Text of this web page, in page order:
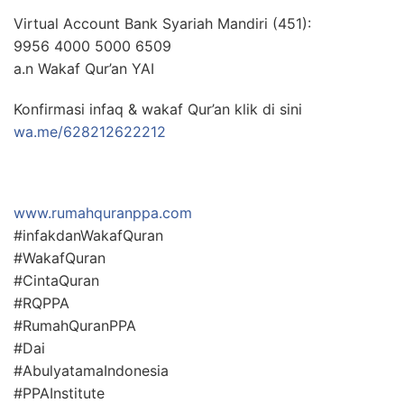
Virtual Account Bank Syariah Mandiri (451):
9956 4000 5000 6509
a.n Wakaf Qur’an YAI
Konfirmasi infaq & wakaf Qur’an klik di sini
wa.me/628212622212
www.rumahquranppa.com
#infakdanWakafQuran
#WakafQuran
#CintaQuran
#RQPPA
#RumahQuranPPA
#Dai
#AbulyatamaIndonesia
#PPAInstitute